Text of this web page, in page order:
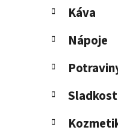
Káva
Nápoje